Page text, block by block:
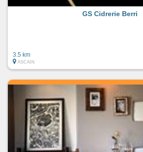
GS Cidrerie Berri
3.5 km
ASCAIN